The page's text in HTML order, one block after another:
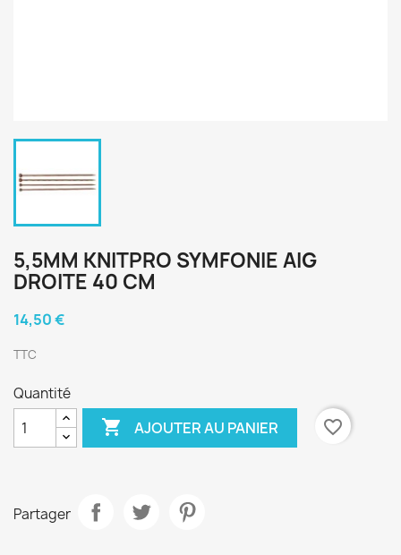
5,5MM KNITPRO SYMFONIE AIG
DROITE 40 CM
14,50 €
TTC
Quantité
 AJOUTER AU PANIER favorite_border
Partager